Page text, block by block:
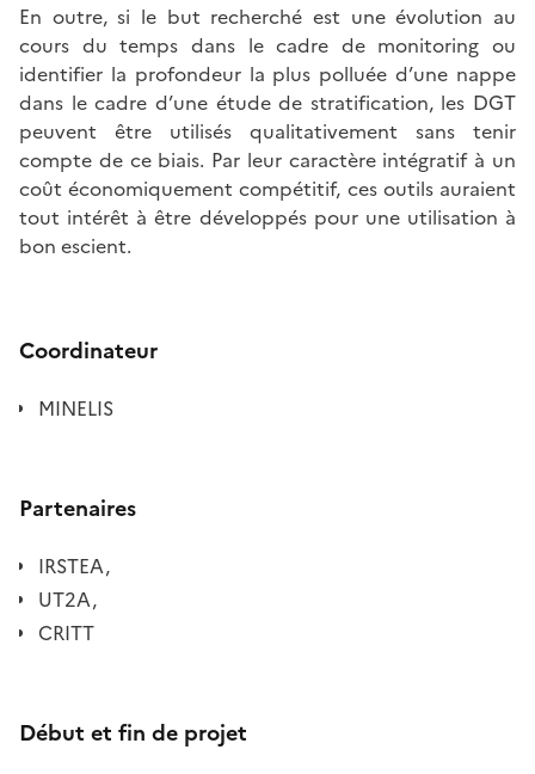
En outre, si le but recherché est une évolution au
cours du temps dans le cadre de monitoring ou
identifier la profondeur la plus polluée d’une nappe
dans le cadre d’une étude de stratification, les DGT
peuvent être utilisés qualitativement sans tenir
compte de ce biais. Par leur caractère intégratif à un
coût économiquement compétitif, ces outils auraient
tout intérêt à être développés pour une utilisation à
bon escient.
Coordinateur
MINELIS
Partenaires
IRSTEA,
UT2A,
CRITT
Début et fin de projet